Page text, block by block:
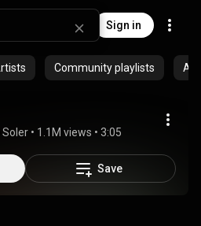
Sign in
Community playlists
• 1.1M views • 3:05
Save